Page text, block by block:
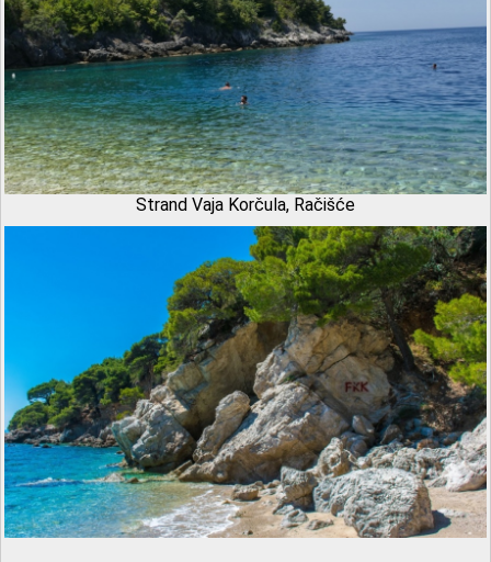
Strand Vaja Korčula, Račišće